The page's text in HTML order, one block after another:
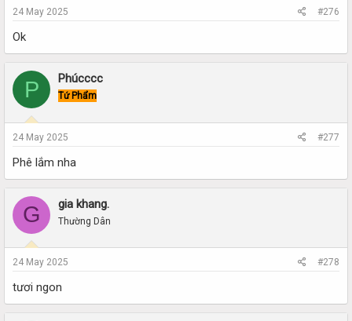
24 May 2025 #276
Ok
P Phúcccc
Tứ Phẩm
24 May 2025 #277
Phê lắm nha
G gia khang.
Thường Dân
24 May 2025 #278
tươi ngon